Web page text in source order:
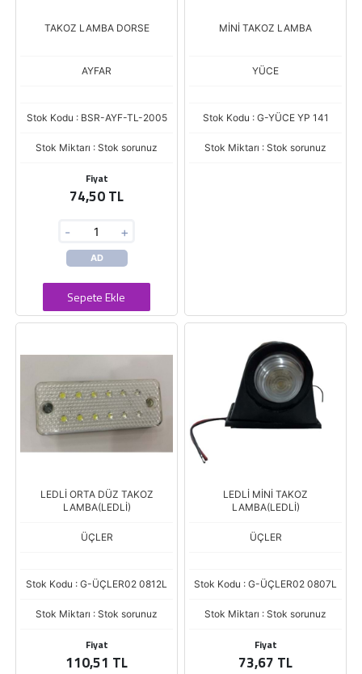
TAKOZ LAMBA DORSE
AYFAR
Stok Kodu : BSR-AYF-TL-2005
Stok Miktarı : Stok sorunuz
Fiyat
74,50 TL
- +
AD
Sepete Ekle
MİNİ TAKOZ LAMBA
YÜCE
Stok Kodu : G-YÜCE YP 141
Stok Miktarı : Stok sorunuz
LEDLİ ORTA DÜZ TAKOZ
LAMBA(LEDLİ)
ÜÇLER
Stok Kodu : G-ÜÇLER02 0812L
Stok Miktarı : Stok sorunuz
Fiyat
110,51 TL
LEDLİ MİNİ TAKOZ
LAMBA(LEDLİ)
ÜÇLER
Stok Kodu : G-ÜÇLER02 0807L
Stok Miktarı : Stok sorunuz
Fiyat
73,67 TL